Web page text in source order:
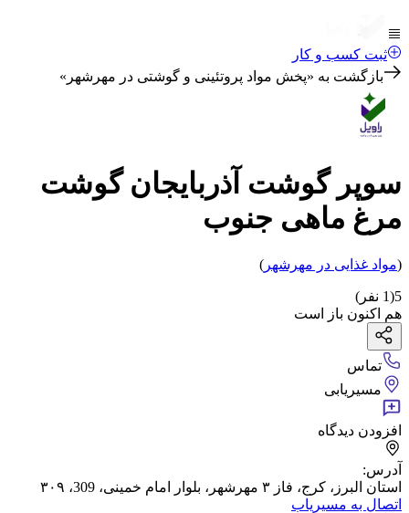
ثبت کسب و کار
بازگشت به «پخش مواد پروتئینی و گوشتی در مهرشهر »
سوپر گوشت آذربایجان گوشت
مرغ ماهی جنوب
(مواد غذایی در مهرشهر )
5
(
1 نفر)
هم اکنون باز است
تماس
مسیریابی
افزودن دیدگاه
آدرس:
استان البرز، کرج، فاز ۳ مهرشهر، بلوار امام خمینی، 309، ۳۰۹
اتصال به مسیریاب